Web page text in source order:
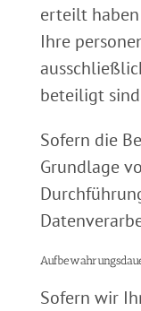
erteilt haben
Ihre
beteiligt
Sofern die
Grundlage
Sofern wir